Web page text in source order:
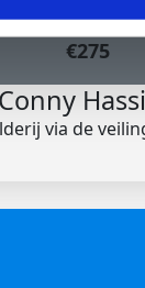
€275
Conny
via de